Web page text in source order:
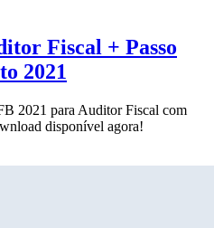
Fiscal + Passo
2021
2021 para Auditor Fiscal com
disponível agora!